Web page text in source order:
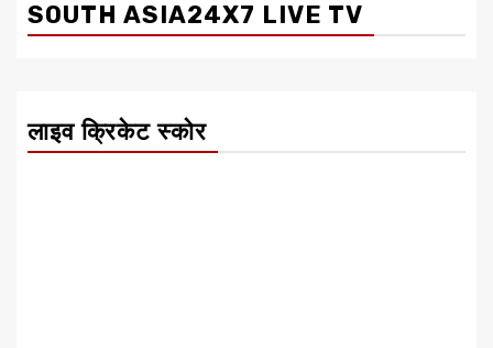
SOUTH ASIA24X7 LIVE TV
लाइव क्रिकेट स्कोर